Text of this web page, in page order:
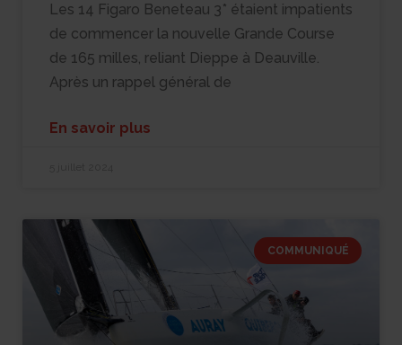
Les 14 Figaro Beneteau 3* étaient impatients
de commencer la nouvelle Grande Course
de 165 milles, reliant Dieppe à Deauville.
Après un rappel général de
En savoir plus
COMMUNIQUÉ